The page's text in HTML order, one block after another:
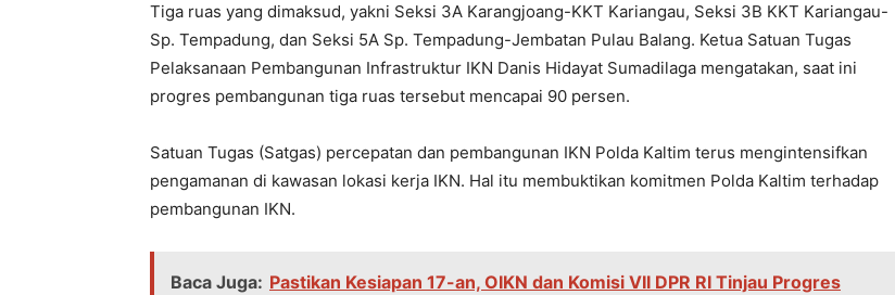
Tiga ruas yang dimaksud, yakni Seksi 3A Karangjoang-KKT Kariangau, Seksi 3B KKT Kariangau-
Sp. Tempadung, dan Seksi 5A Sp. Tempadung-Jembatan Pulau Balang. Ketua Satuan Tugas
Pelaksanaan Pembangunan Infrastruktur IKN Danis Hidayat Sumadilaga mengatakan, saat ini
progres pembangunan tiga ruas tersebut mencapai 90 persen.
Satuan Tugas (Satgas) percepatan dan pembangunan IKN Polda Kaltim terus mengintensifkan
pengamanan di kawasan lokasi kerja IKN. Hal itu membuktikan komitmen Polda Kaltim terhadap
pembangunan IKN.
Baca Juga: Pastikan Kesiapan 17-an, OIKN dan Komisi VII DPR RI Tinjau Progres